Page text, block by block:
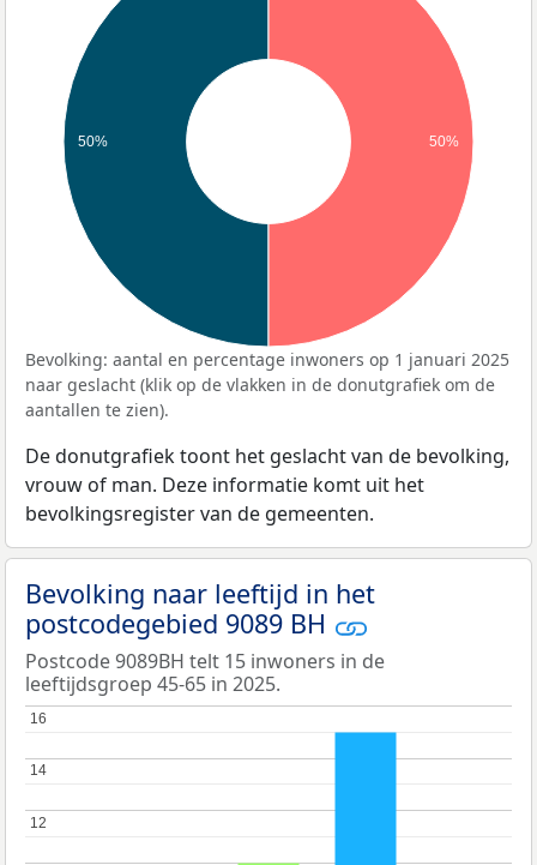
50% 50%
Bevolking: aantal en percentage inwoners op 1 januari 2025
naar geslacht (klik op de vlakken in de donutgrafiek om de
aantallen te zien).
De donutgrafiek toont het geslacht van de bevolking,
vrouw of man. Deze informatie komt uit het
bevolkingsregister van de gemeenten.
Bevolking naar leeftijd in het
postcodegebied 9089 BH
Postcode 9089BH telt 15 inwoners in de
leeftijdsgroep 45-65 in 2025.
12
12
14
14
16
16